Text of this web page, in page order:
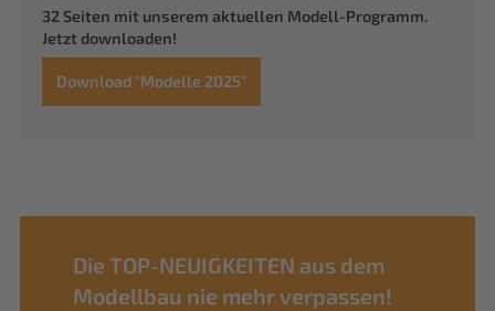
32 Seiten mit unserem aktuellen Modell-Programm.
Jetzt downloaden!
Download "Modelle 2025"
Die TOP-NEUIGKEITEN aus dem
Modellbau nie mehr verpassen!